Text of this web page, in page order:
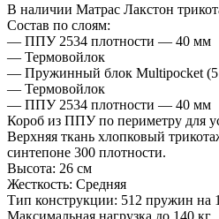
В наличии Матрас Лакстон
Состав по слоям:
— ППУ 2534 плотности — 40 мм
— Термовойлок
— Пружинный блок Multipocket
— Термовойлок
— ППУ 2534 плотности — 40 мм
Короб из ППУ по периметру для
Верхняя ткань хлопковый
синтепоне 300 плотности.
Высота: 26 см
Жесткость: Средняя
Тип конструкции: 512 пружин на
Максимальная нагрузка до 140 кг